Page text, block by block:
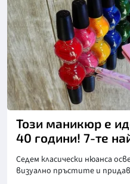
Снимка: Пиксабей
Този маникюр е
40 години! 7-те
Седем класически нюанса
визуално пръстите и